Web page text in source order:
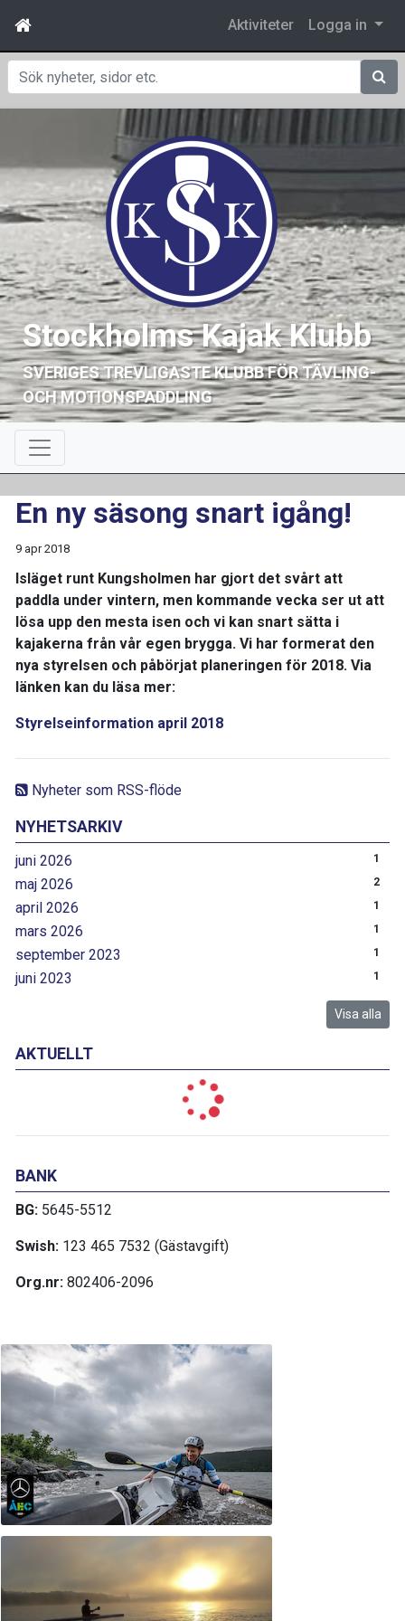
Aktiviteter Logga in
Sök
Stockholms Kajak Klubb
SVERIGES TREVLIGASTE KLUBB FÖR TÄVLING-
OCH MOTIONSPADDLING
Nyheter som RSS-flöde
NYHETSARKIV
juni 2026 1
maj 2026 2
april 2026 1
mars 2026 1
september 2023 1
juni 2023 1
Visa alla
AKTUELLT
BANK
BG: 5645-5512
Swish: 123 465 7532 (Gästavgift)
Org.nr: 802406-2096
En ny säsong snart igång!
9 apr 2018
Isläget runt Kungsholmen har gjort det svårt att
paddla under vintern, men kommande vecka ser ut att
lösa upp den mesta isen och vi kan snart sätta i
kajakerna från vår egen brygga. Vi har formerat den
nya styrelsen och påbörjat planeringen för 2018. Via
länken kan du läsa mer:
Styrelseinformation april 2018